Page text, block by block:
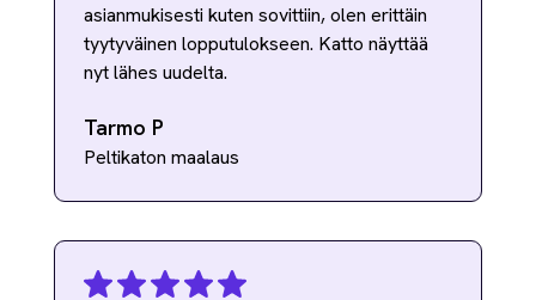
asianmukisesti kuten sovittiin, olen erittäin
tyytyväinen lopputulokseen. Katto näyttää
nyt lähes uudelta.
Tarmo P
Peltikaton maalaus